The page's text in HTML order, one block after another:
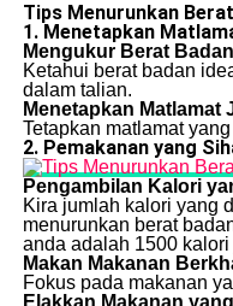
Tips Menurunkan
1. Menetapkan
Mengukur Berat
Ketahui berat badan
dalam talian.
Menetapkan Matlamat
Tetapkan matlamat
2. Pemakanan yang
Pengambilan Kalori
Kira jumlah kalori yang
menurunkan berat
anda adalah 1500
Makan Makanan
Fokus pada makanan
Elakkan Makanan